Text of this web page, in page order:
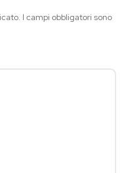
I campi obbligatori sono